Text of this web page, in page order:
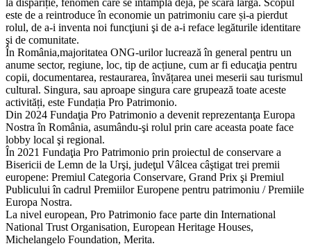
este de a reintroduce în economie un patrimoniu care și-a pierdut
rolul, de a-i inventa noi funcţiuni şi de a-i reface legăturile identitare
şi de comunitate.
În România,majoritatea ONG-urilor lucrează în general pentru un
anume sector, regiune, loc, tip de acțiune, cum ar fi educaţia pentru
copii, documentarea, restaurarea, învățarea unei meserii sau turismul
cultural. Singura, sau aproape singura care grupează toate aceste
activități, este Fundația Pro Patrimonio.
Din 2024 Fundaţia Pro Patrimonio a devenit reprezentanţa Europa
Nostra în România, asumându-şi rolul prin care aceasta poate face
lobby local şi regional.
În 2021 Fundaţia Pro Patrimonio prin proiectul de conservare a
Bisericii de Lemn de la Urşi, judeţul Vâlcea câştigat trei premii
europene: Premiul Categoria Conservare, Grand Prix şi Premiul
Publicului în cadrul Premiilor Europene pentru patrimoniu / Premiile
Europa Nostra.
La nivel european, Pro Patrimonio face parte din International
National Trust Organisation, European Heritage Houses,
Michelangelo Foundation, Merita.